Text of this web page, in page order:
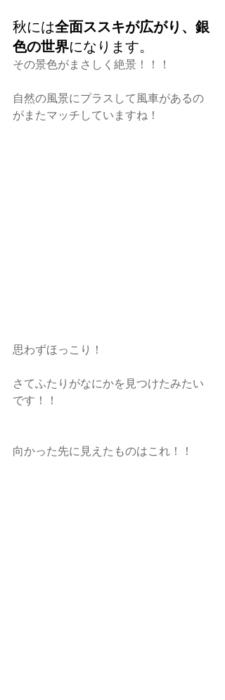
秋には全面ススキが広がり、銀
色の世界になります。
その景色がまさしく絶景！！！
自然の風景にプラスして風車があるの
がまたマッチしていますね！
思わずほっこり！
さてふたりがなにかを見つけたみたい
です！！
向かった先に見えたものはこれ！！